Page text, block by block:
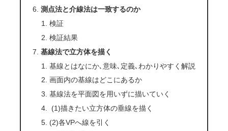
測点法と介線法は一致するのか
検証
検証結果
基線法で立方体を描く
基線とはなにか､意味､定義､わかりやすく解説
画面内の基線はどこにあるか
基線法を平面図を用いずに描いていく
(1)描きたい立方体の垂線を描く
(2)各VPへ線を引く